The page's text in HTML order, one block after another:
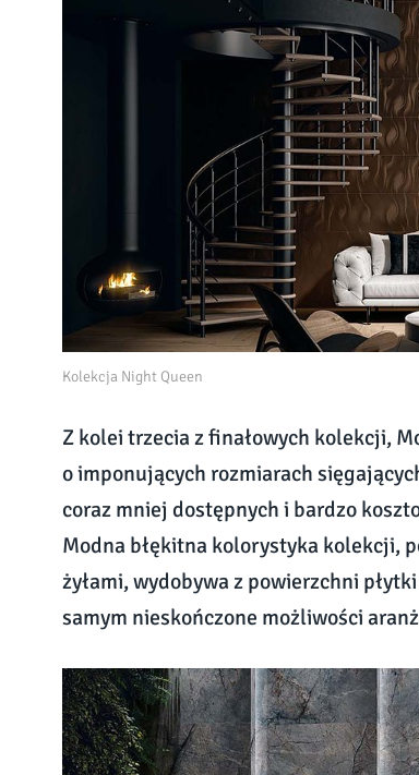
Kolekcja Night Queen
Z kolei trzecia z finałowych kolekcji,
o imponujących rozmiarach
coraz mniej dostępnych i bardzo
Modna błękitna kolorystyka kolekcji,
żyłami, wydobywa z powierzchni
samym nieskończone możliwości